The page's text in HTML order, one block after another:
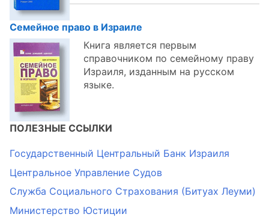
Семейное право в Израиле
Книга является первым
справочником по семейному праву
Израиля, изданным на русском
языке.
ПОЛЕЗНЫЕ ССЫЛКИ
Государственный Центральный Банк Израиля
Центральное Управление Судов
Служба Социального Страхования (Битуах Леуми)
Министерство Юстиции